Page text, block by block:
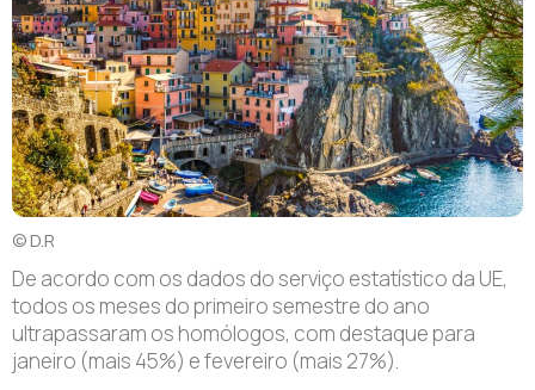
© D.R
De acordo com os dados do serviço estatístico da UE,
todos os meses do primeiro semestre do ano
ultrapassaram os homólogos, com destaque para
janeiro (mais 45%) e fevereiro (mais 27%).